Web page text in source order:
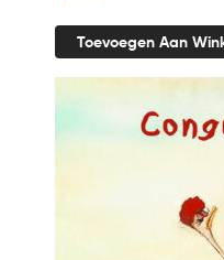
Toevoegen Aan